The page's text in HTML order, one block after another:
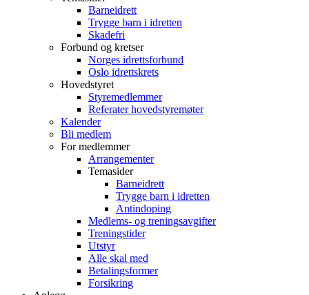
Barneidrett
Trygge barn i idretten
Skadefri
Forbund og kretser
Norges idrettsforbund
Oslo idrettskrets
Hovedstyret
Styremedlemmer
Referater hovedstyremøter
Kalender
Bli medlem
For medlemmer
Arrangementer
Temasider
Barneidrett
Trygge barn i idretten
Antindoping
Medlems- og treningsavgifter
Treningstider
Utstyr
Alle skal med
Betalingsformer
Forsikring